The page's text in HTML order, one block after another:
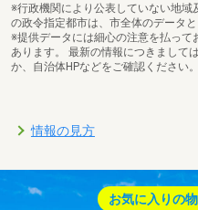
※行政機関により公表していない地
の政令指定都市は、市全体のデータと
※提供データには細心の注意を払っ
あります。 最新の情報につきまして
か、自治体HPなどをご確認ください。
情報の見方
お気に入りの